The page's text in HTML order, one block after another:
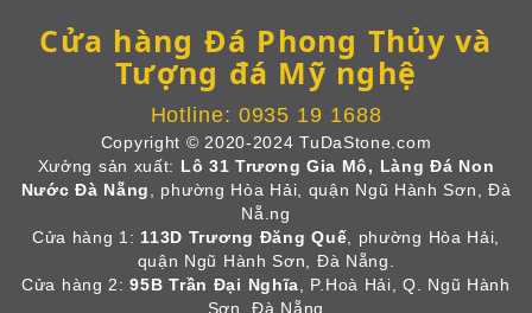
Cửa hàng Đá Phong Thủy và
Tượng đá Mỹ nghệ
Hotline: 0935 19 1688
Copyright © 2020-2024 TuDaStone.com
Xưởng sản xuất: Lô 31 Trương Gia Mô, Làng Đá Non
Nước Đà Nẵng, phường Hòa Hải, quận Ngũ Hành Sơn, Đà
Nẵ.ng
Cửa hàng 1: 113D Trương Đăng Quế, phường Hòa Hải,
quận Ngũ Hành Sơn, Đà Nẵng.
Cửa hàng 2:95B Trần Đại Nghĩa, P.Hoà Hải, Q. Ngũ Hành
Sơn, Đà Nẵng